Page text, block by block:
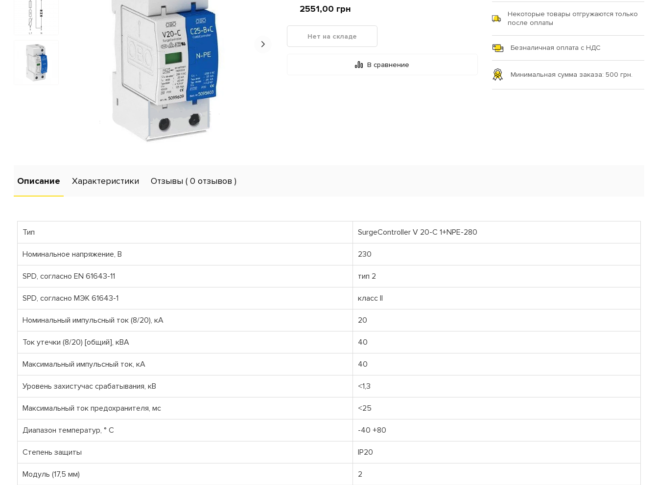
2551,00 грн
Нет на складе
В сравнение
Некоторые товары отгружаются только
после оплаты
Безналичная оплата с НДС
Минимальная сумма заказа: 500 грн.
Описание Характеристики Отзывы ( 0 отзывов )
Тип SurgeController V 20-C 1+NPE-280
Номинальное напряжение, В 230
SPD, согласно EN 61643-11 тип 2
SPD, согласно МЭК 61643-1 класс ІІ
Номинальный импульсный ток (8/20), кА 20
Ток утечки (8/20) [общий], кВА 40
Максимальный импульсный ток, кА 40
Уровень захистучас срабатывания, кВ <1,3
Максимальный ток предохранителя, мс <25
Диапазон температур, ° C -40 +80
Степень защиты IР20
Модуль (17,5 мм) 2